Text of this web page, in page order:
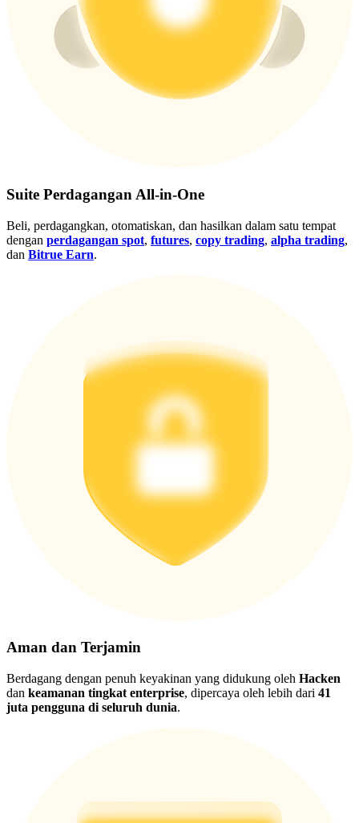
Lebih Banyak Acara
Menangkan Hadiah dan Hadiah Eksklusif
Suite Perdagangan All-in-One
Beli, perdagangkan, otomatiskan, dan hasilkan dalam satu tempat
dengan perdagangan spot, futures, copy trading, alpha trading,
dan Bitrue Earn.
Aman dan Terjamin
Berdagang dengan penuh keyakinan yang didukung oleh Hacken
dan keamanan tingkat enterprise, dipercaya oleh lebih dari 41
juta pengguna di seluruh dunia.